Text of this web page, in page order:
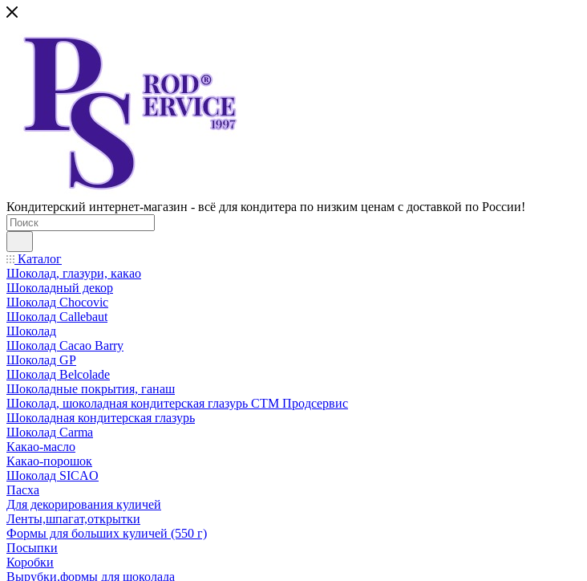
Кондитерский интернет-магазин - всё для кондитера по низким ценам с доставкой по России!
Каталог
Шоколад, глазури, какао
Шоколадный декор
Шоколад Chocovic
Шоколад Callebaut
Шоколад
Шоколад Cacao Barry
Шоколад GP
Шоколад Belcolade
Шоколадные покрытия, ганаш
Шоколад, шоколадная кондитерская глазурь СТМ Продсервис
Шоколадная кондитерская глазурь
Шоколад Carma
Какао-масло
Какао-порошок
Шоколад SICAO
Пасха
Для декорирования куличей
Ленты,шпагат,открытки
Формы для больших куличей (550 г)
Посыпки
Коробки
Вырубки,формы для шоколада